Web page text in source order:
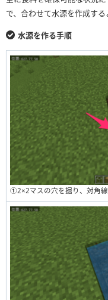
で、合わせて水源を作成する
水源を作る手順
①2×2マスの穴を掘り、対角